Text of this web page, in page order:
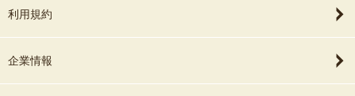
利用規約
企業情報